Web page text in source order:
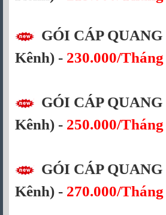
GÓI CÁP QUANG
Kênh) - 230.000/Tháng
GÓI CÁP QUANG
Kênh) - 250.000/Tháng
GÓI CÁP QUANG
Kênh) - 270.000/Tháng